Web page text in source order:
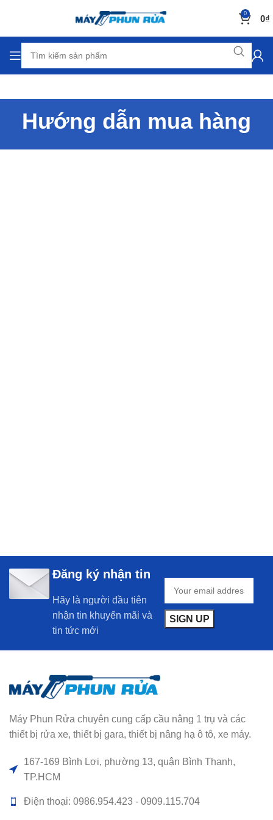
0 0₫
Hướng dẫn mua hàng
Đăng ký nhận tin
Hãy là người đầu tiên
nhận tin khuyến mãi và
tin tức mới
Máy Phun Rửa chuyên cung cấp cầu nâng 1 trụ và các
thiết bị rửa xe, thiết bị gara, thiết bị nâng hạ ô tô, xe máy.
167-169 Bình Lợi, phường 13, quận Bình Thạnh,
TP.HCM
Điện thoại: 0986.954.423 - 0909.115.704